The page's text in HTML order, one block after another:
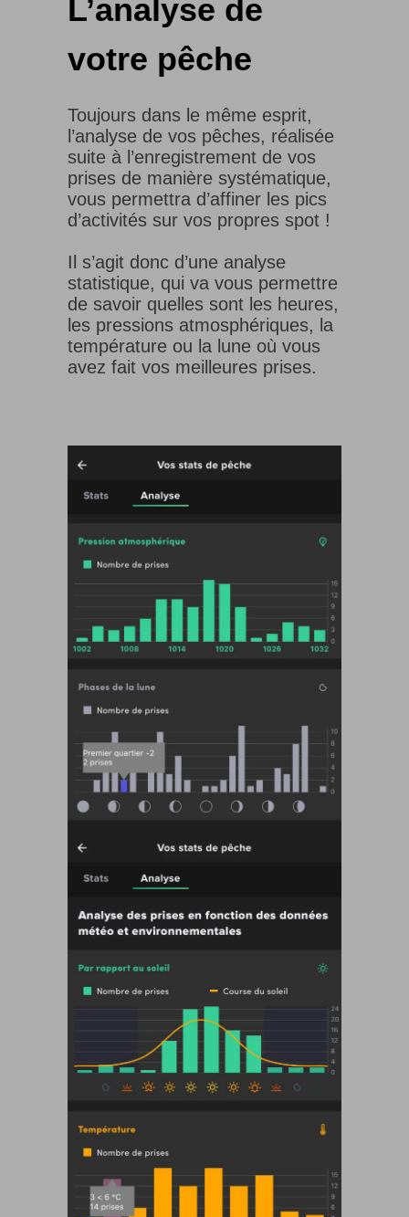
L’analyse de
votre pêche
Toujours dans le même esprit,
l’analyse de vos pêches, réalisée
suite à l’enregistrement de vos
prises de manière systématique,
vous permettra d’affiner les pics
d’activités sur vos propres spot !
Il s’agit donc d’une analyse
statistique, qui va vous permettre
de savoir quelles sont les heures,
les pressions atmosphériques, la
température ou la lune où vous
avez fait vos meilleures prises.